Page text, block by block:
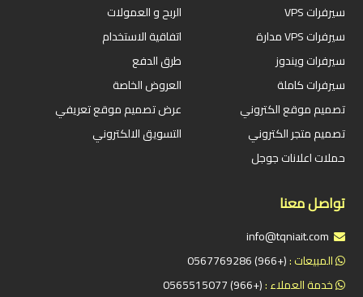
سيرفرات VPS
سيرفرات VPS مدارة
سيرفرات ويندوز
سيرفرات كاملة
تصميم موقع الكتروني
تصميم متجر الكتروني
حملات اعلانات جوجل
الربح و العمولات
اتفاقية الاستخدام
طرق الدفع
العروض الخاصة
عرض تصميم موقع تعريفي
التسويق الالكتروني
تواصل معنا
المبيعات :(+966) 0567769286
خدمة العملاء :(+966) 0565515077